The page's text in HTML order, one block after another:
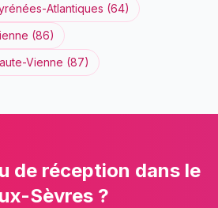
Atlantiques (64)
(86)
Vienne (87)
de réception dans le
Sèvres ?